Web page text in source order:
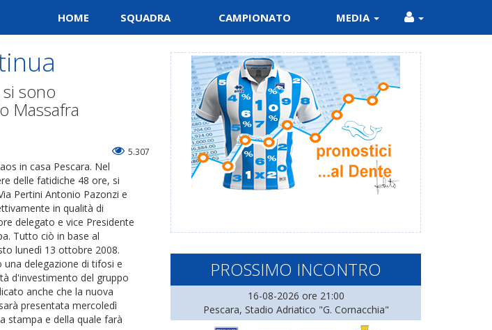
HOME SQUADRA CAMPIONATO MEDIA
sono
Massafra
5.307
in casa Pescara. Nel
delle fatidiche 48 ore, si
Pertini Antonio Pazonzi e
in qualità di
delegato e vice Presidente
Tutto ciò in base al
lunedì 13 ottobre 2008.
delegazione di tifosi e
d'investimento del gruppo
anche che la nuova
presentata mercoledì
stampa e della quale farà
PROSSIMO INCONTRO
16-08-2026 ore 21:00
Pescara, Stadio Adriatico "G. Cornacchia"